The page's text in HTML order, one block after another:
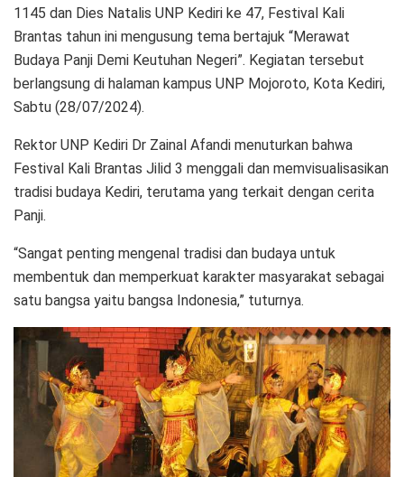
1145 dan Dies Natalis UNP Kediri ke 47, Festival Kali
Brantas tahun ini mengusung tema bertajuk “Merawat
Budaya Panji Demi Keutuhan Negeri”. Kegiatan tersebut
berlangsung di halaman kampus UNP Mojoroto, Kota Kediri,
Sabtu (28/07/2024).
Rektor UNP Kediri Dr Zainal Afandi menuturkan bahwa
Festival Kali Brantas Jilid 3 menggali dan memvisualisasikan
tradisi budaya Kediri, terutama yang terkait dengan cerita
Panji.
“Sangat penting mengenal tradisi dan budaya untuk
membentuk dan memperkuat karakter masyarakat sebagai
satu bangsa yaitu bangsa Indonesia,” tuturnya.